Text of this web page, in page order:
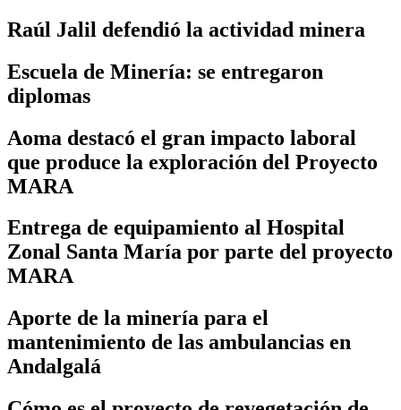
Raúl Jalil defendió la actividad minera
Escuela de Minería: se entregaron
diplomas
Aoma destacó el gran impacto laboral
que produce la exploración del Proyecto
MARA
Entrega de equipamiento al Hospital
Zonal Santa María por parte del proyecto
MARA
Aporte de la minería para el
mantenimiento de las ambulancias en
Andalgalá